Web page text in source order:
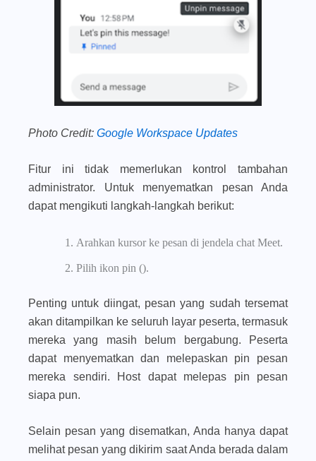
Photo Credit: Google Workspace Updates
Fitur ini tidak memerlukan kontrol tambahan
administrator. Untuk menyematkan pesan Anda
dapat mengikuti langkah-langkah berikut:
Arahkan kursor ke pesan di jendela chat Meet.
Pilih ikon pin ().
Penting untuk diingat, pesan yang sudah tersemat
akan ditampilkan ke seluruh layar peserta, termasuk
mereka yang masih belum bergabung. Peserta
dapat menyematkan dan melepaskan pin pesan
mereka sendiri. Host dapat melepas pin pesan
siapa pun.
Selain pesan yang disematkan, Anda hanya dapat
melihat pesan yang dikirim saat Anda berada dalam